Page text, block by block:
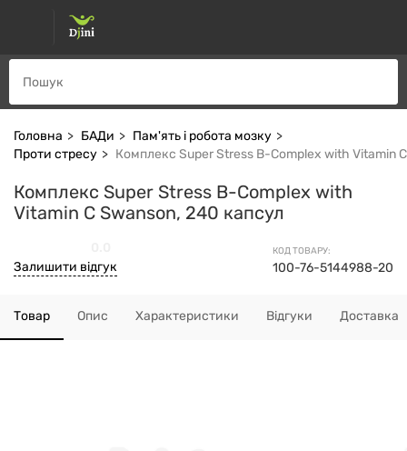
Головна БАДи
Пам'ять і робота мозку
Проти стресу
Комплекс Super Stress B-Complex with Vitamin
Комплекс Super Stress B-Complex with
Vitamin C Swanson, 240 капсул
КОД ТОВАРУ:
100-76-5144988-20
Залишити відгук
Товар Опис Характеристики Відгуки Доставка